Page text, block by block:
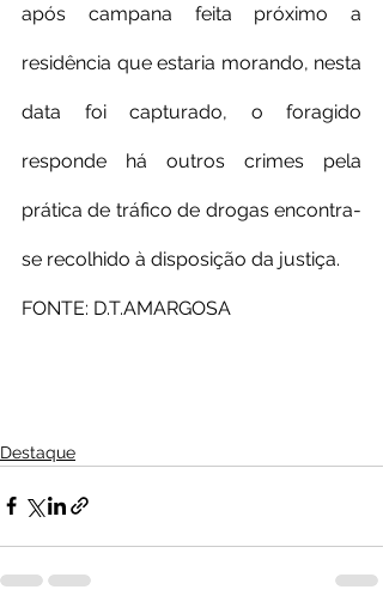
após campana feita próximo a
residência que estaria morando, nesta
data foi capturado, o foragido
responde há outros crimes pela
prática de tráfico de drogas encontra-
se recolhido à disposição da justiça.
FONTE: D.T.AMARGOSA
Destaque